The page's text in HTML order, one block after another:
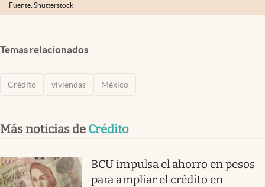
Fuente: Shutterstock
Temas relacionados
Crédito viviendas México
Más noticias de Crédito
BCU impulsa el ahorro en pesos
para ampliar el crédito en